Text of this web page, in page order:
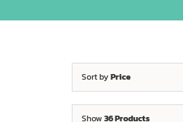
Sort byPrice
Show36 Products